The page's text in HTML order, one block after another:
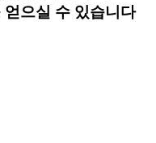
으실 수 있습니다